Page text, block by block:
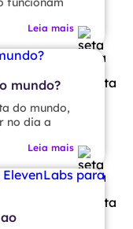
Leia mais
mundo?
do mundo,
no dia a
Leia mais